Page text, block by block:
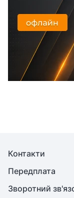
Контакти
Передплата
Зворотний